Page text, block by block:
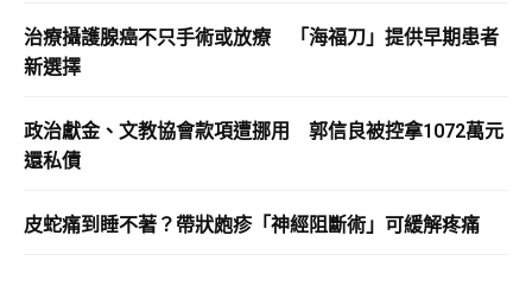
治療攝護腺癌不只手術或放療 「海福刀」提供早期患者
新選擇
政治獻金、文教協會款項遭挪用 郭信良被控拿1072萬元
還私債
皮蛇痛到睡不著？帶狀皰疹「神經阻斷術」可緩解疼痛